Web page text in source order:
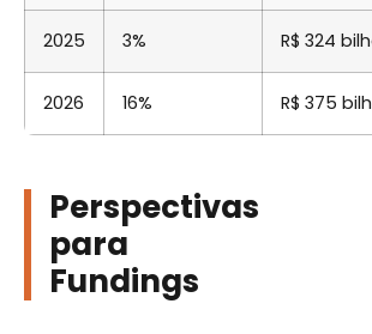
2025 3% R$ 324
2026 16% R$ 375
Perspectivas
para
Fundings